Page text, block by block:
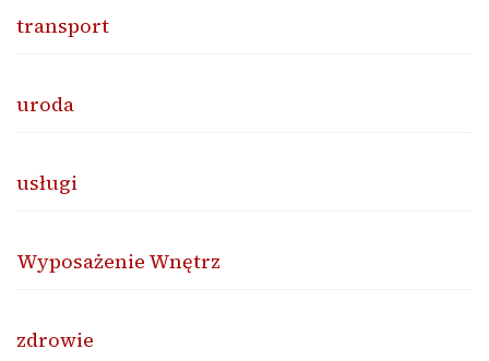
transport
uroda
usługi
Wyposażenie Wnętrz
zdrowie